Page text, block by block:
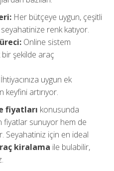
Her bütçeye uygun, çeşitli
renk katıyor.
Online sistem
bir şekilde araç
İhtiyacınıza uygun ek
artırıyor.
fiyatları konusunda
fiyatlar sunuyor hem de
Seyahatiniz için en ideal
kiralama ile bulabilir,